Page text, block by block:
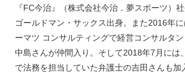
『FC今治』（株式会社今治．夢スポーツ）
ゴールドマン・サックス出身。また2016年
ーマツ コンサルティングで経営コンサルタ
中島さんが仲間入り。そして2018年7月には
で法務を担当していた弁護士の吉田さんも加